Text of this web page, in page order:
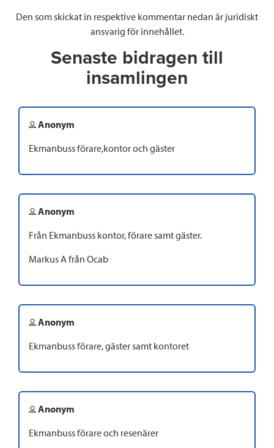
Den som skickat in respektive kommentar nedan är juridiskt
ansvarig för innehållet.
Senaste bidragen till
insamlingen
Anonym
Ekmanbuss förare,kontor och gäster
Anonym
Från Ekmanbuss kontor, förare samt gäster.
Markus A från Ocab
Anonym
Ekmanbuss förare, gäster samt kontoret
Anonym
Ekmanbuss förare och resenärer